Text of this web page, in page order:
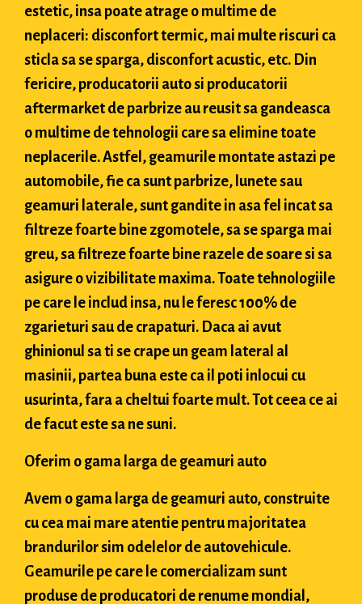
estetic, insa poate atrage o multime de
neplaceri: disconfort termic, mai multe riscuri ca
sticla sa se sparga, disconfort acustic, etc. Din
fericire, producatorii auto si producatorii
aftermarket de parbrize au reusit sa gandeasca
o multime de tehnologii care sa elimine toate
neplacerile. Astfel, geamurile montate astazi pe
automobile, fie ca sunt parbrize, lunete sau
geamuri laterale, sunt gandite in asa fel incat sa
filtreze foarte bine zgomotele, sa se sparga mai
greu, sa filtreze foarte bine razele de soare si sa
asigure o vizibilitate maxima. Toate tehnologiile
pe care le includ insa, nu le feresc 100% de
zgarieturi sau de crapaturi. Daca ai avut
ghinionul sa ti se crape un geam lateral al
masinii, partea buna este ca il poti inlocui cu
usurinta, fara a cheltui foarte mult. Tot ceea ce ai
de facut este sa ne suni.
Oferim o gama larga de geamuri auto
Avem o gama larga de geamuri auto, construite
cu cea mai mare atentie pentru majoritatea
brandurilor sim odelelor de autovehicule.
Geamurile pe care le comercializam sunt
produse de producatori de renume mondial,